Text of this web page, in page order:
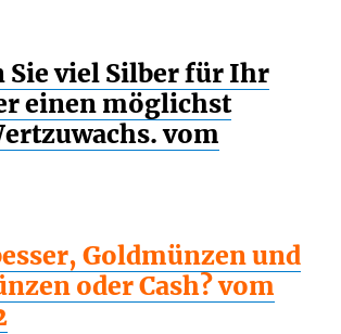
Sie viel Silber für Ihr
einen möglichst
vom
Goldmünzen und
oder Cash? vom